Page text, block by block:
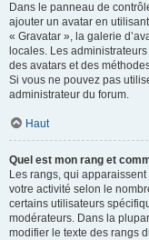
Dans le panneau de
ajouter un avatar en
« Gravatar », la galerie
locales. Les
des avatars et des
Si vous ne pouvez pas
administrateur du forum.
Haut
Quel est mon rang et
Les rangs, qui
votre activité selon le
certains utilisateurs
modérateurs. Dans la
modifier le texte des rangs